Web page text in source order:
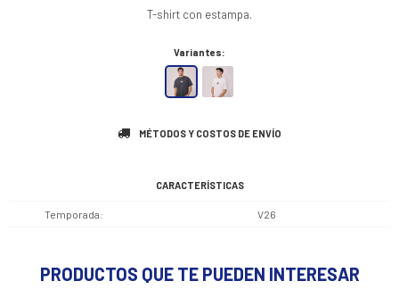
T-shirt con estampa.
Variantes:
MÉTODOS Y COSTOS DE ENVÍO
CARACTERÍSTICAS
Temporada V26
PRODUCTOS QUE TE PUEDEN INTERESAR